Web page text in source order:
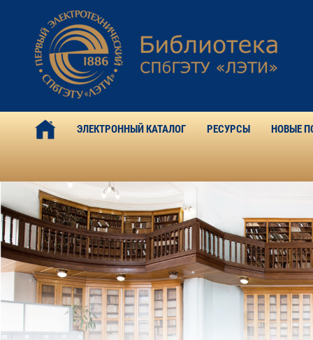
ЭЛЕКТРОННЫЙ КАТАЛОГ РЕСУРСЫ НОВЫЕ